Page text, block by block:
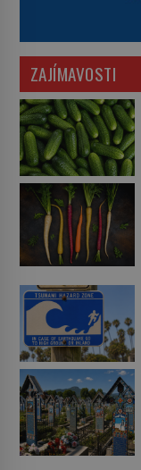
ZAJÍMAVOSTI